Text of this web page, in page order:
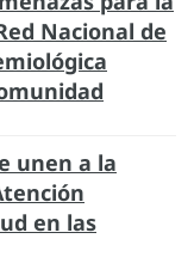
Nacional de
unen a la
en las